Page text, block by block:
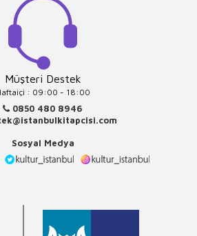
Müşteri Destek
: 09:00 - 18:00
0850 480 8946
Sosyal Medya